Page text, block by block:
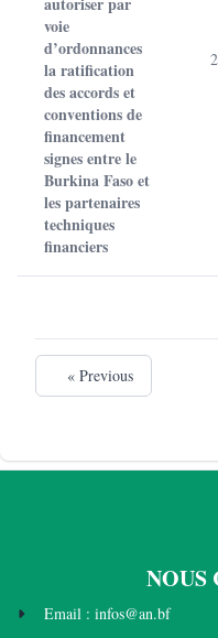
voie
d’ordonnances
la ratification
des accords et
conventions de
financement
signes entre le
Burkina Faso et
les partenaires
techniques
financiers
« Previous
NOUS
Email : infos@an.bf